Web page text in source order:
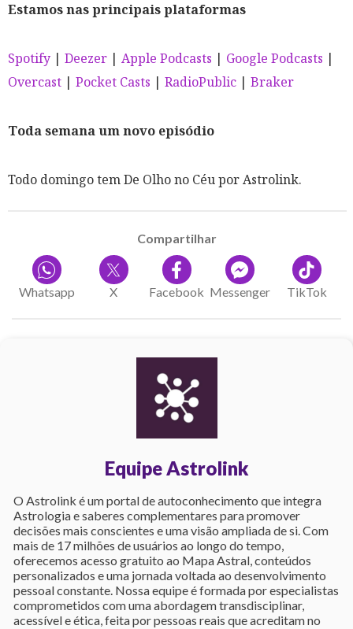
Estamos nas principais plataformas
Spotify | Deezer | Apple Podcasts | Google Podcasts |
Overcast | Pocket Casts | RadioPublic | Braker
Toda semana um novo episódio
Todo domingo tem De Olho no Céu por Astrolink.
Compartilhar
Whatsapp X Facebook Messenger TikTok
Equipe Astrolink
O Astrolink é um portal de autoconhecimento que integra
Astrologia e saberes complementares para promover
decisões mais conscientes e uma visão ampliada de si. Com
mais de 17 milhões de usuários ao longo do tempo,
oferecemos acesso gratuito ao Mapa Astral, conteúdos
personalizados e uma jornada voltada ao desenvolvimento
pessoal constante. Nossa equipe é formada por especialistas
comprometidos com uma abordagem transdisciplinar,
acessível e ética, feita por pessoas reais que acreditam no